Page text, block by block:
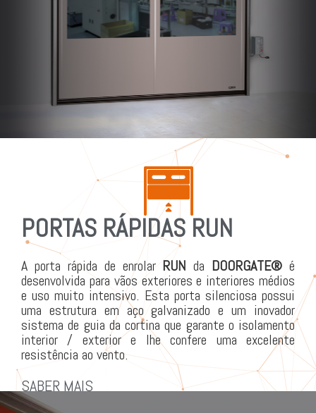
PORTAS RÁPIDAS RUN
A porta rápida de enrolar RUN da DOORGATE® é
desenvolvida para vãos exteriores e interiores médios
e uso muito intensivo. Esta porta silenciosa possui
uma estrutura em aço galvanizado e um inovador
sistema de guia da cortina que garante o isolamento
interior / exterior e lhe confere uma excelente
resistência ao vento.
SABER MAIS